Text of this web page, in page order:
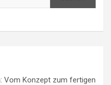
Vom Konzept zum fertigen